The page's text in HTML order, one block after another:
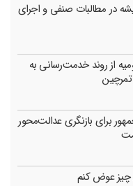
در مطالبات صنفی و اجرای
از روند خدمت‌رسانی به
برای بازنگری عدالت‌محور
چیز عوض کنم